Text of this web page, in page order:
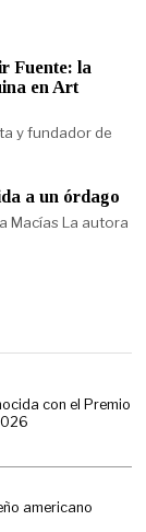
Fuente: la
en Art
y fundador de
a un órdago
Macías La autora
con el Premio
americano